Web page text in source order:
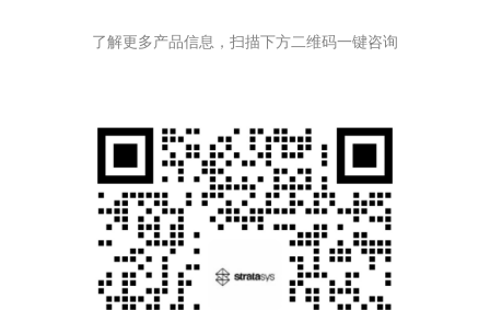
了解更多产品信息，扫描下方二维码一键咨询